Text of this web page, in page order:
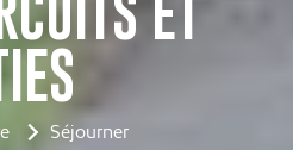
Séjourner